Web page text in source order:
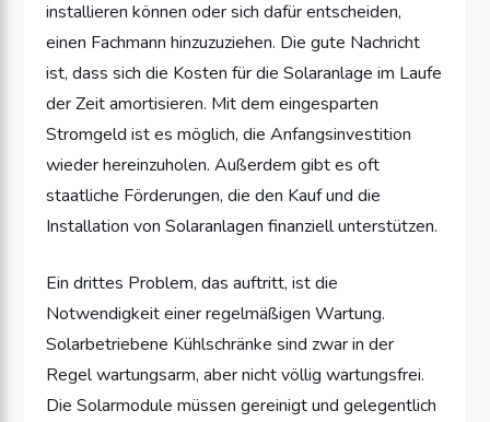
installieren können oder sich dafür entscheiden,
einen Fachmann hinzuzuziehen. Die gute Nachricht
ist, dass sich die Kosten für die Solaranlage im Laufe
der Zeit amortisieren. Mit dem eingesparten
Stromgeld ist es möglich, die Anfangsinvestition
wieder hereinzuholen. Außerdem gibt es oft
staatliche Förderungen, die den Kauf und die
Installation von Solaranlagen finanziell unterstützen.
Ein drittes Problem, das auftritt, ist die
Notwendigkeit einer regelmäßigen Wartung.
Solarbetriebene Kühlschränke sind zwar in der
Regel wartungsarm, aber nicht völlig wartungsfrei.
Die Solarmodule müssen gereinigt und gelegentlich